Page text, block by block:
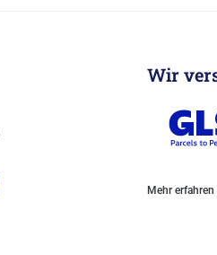
Wir
Mehr erfahren